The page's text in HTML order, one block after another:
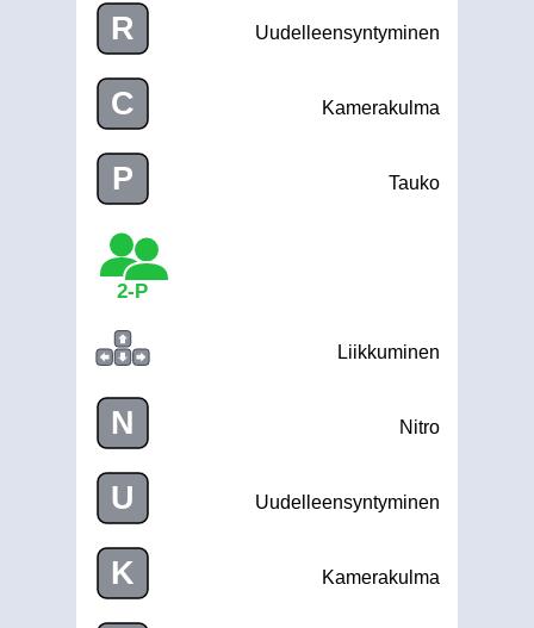
R Uudelleensyntyminen
C Kamerakulma
P Tauko
2-P
Liikkuminen
N Nitro
U Uudelleensyntyminen
K Kamerakulma